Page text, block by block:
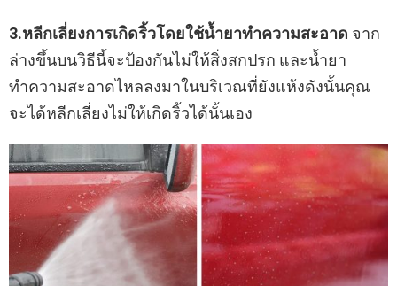
3.หลีกเลี่ยงการเกิดริ้วโดยใช้น้ำยาทำความสะอาด จาก
ล่างขึ้นบนวิธีนี้จะป้องกันไม่ให้สิ่งสกปรก และน้ำยา
ทำความสะอาดไหลลงมาในบริเวณที่ยังแห้งดังนั้นคุณ
จะได้หลีกเลี่ยงไม่ให้เกิดริ้วได้นั้นเอง